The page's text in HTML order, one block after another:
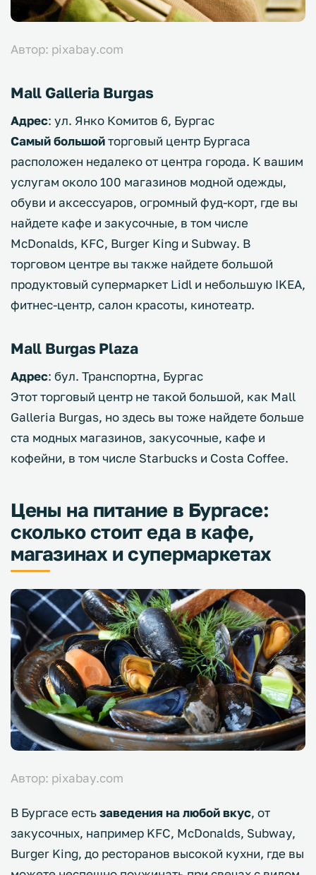
Автор: pixabay.com
Mall Galleria Burgas
Адрес: ул. Янко Комитов 6, Бургас
Самый большойторговый центр Бургаса
расположен недалеко от центра города. К вашим
услугам около 100 магазинов модной одежды,
обуви и аксессуаров, огромный фуд-корт, где вы
найдете кафе и закусочные, в том числе
McDonalds, KFC, Burger King и Subway. В
торговом центре вы также найдете большой
продуктовый супермаркет Lidl и небольшую IKEA,
фитнес-центр, салон красоты, кинотеатр.
Mall Burgas Plaza
Адрес: бул. Транспортна, Бургас
Этот торговый центр не такой большой, как Mall
Galleria Burgas, но здесь вы тоже найдете больше
ста модных магазинов, закусочные, кафе и
кофейни, в том числе Starbucks и Costa Coffee.
Цены на питание в Бургасе:
сколько стоит еда в кафе,
магазинах и супермаркетах
Автор: pixabay.com
В Бургасе естьзаведения на любой вкус, от
закусочных, например KFC, McDonalds, Subway,
Burger King, до ресторанов высокой кухни, где вы